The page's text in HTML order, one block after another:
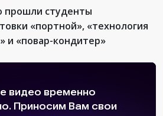
прошли студенты
«портной», «технология
и «повар-кондитер»